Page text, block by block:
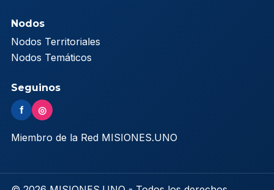
Nodos
Nodos Territoriales
Nodos Temáticos
Seguinos
f ◎
Miembro de la Red MISIONES.UNO